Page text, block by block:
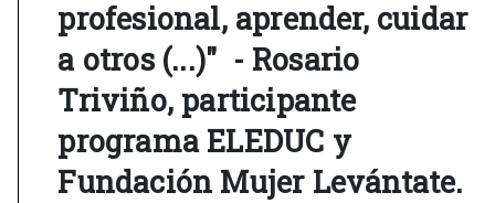
profesional, aprender, cuidar
a otros (...)" - Rosario
Triviño, participante
programa ELEDUC y
Fundación Mujer Levántate.